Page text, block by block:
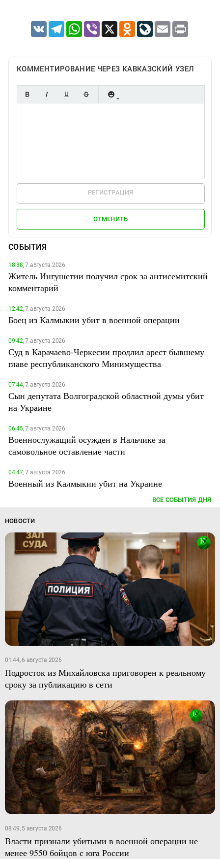
VK TelegramWhatsApp
Viber X Odnoklassniki
LiveJournal
Email Print
КОММЕНТИРОВАНИЕ ЧЕРЕЗ КАВКАЗСКИЙ УЗЕЛ
РЕГИСТРАЦИЯ
ОТМЕНИТЬ
СОБЫТИЯ
18:38,7 августа 2026
Житель Ингушетии получил срок за антисемитский
комментарий
12:42,7 августа 2026
Боец из Калмыкии убит в военной операции
09:42,7 августа 2026
Суд в Карачаево-Черкесии продлил арест бывшему
главе республиканского Минимущества
07:44,7 августа 2026
Сын депутата Волгоградской областной думы убит
на Украине
06:45,7 августа 2026
Военнослужащий осужден в Нальчике за
самовольное оставление части
04:47,7 августа 2026
Военный из Калмыкии убит на Украине
ВСЕ СОБЫТИЯ ДНЯ
НОВОСТИ
01:44, 6 августа 2026
Подросток из Михайловска приговорен к реальному
сроку за публикацию в сети
08:49, 5 августа 2026
Власти признали убитыми в военной операции не
менее 9550 бойцов с юга России